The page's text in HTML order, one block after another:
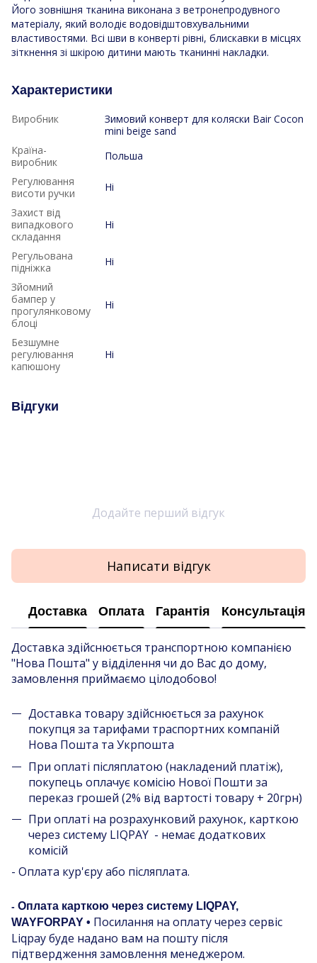
Його зовнішня тканина виконана з ветронепродувного
матеріалу, який володіє водовідштовхувальними
властивостями. Всі шви в конверті рівні, блискавки в місцях
зіткнення зі шкірою дитини мають тканинні накладки.
Характеристики
Виробник
Зимовий конверт для коляски Bair Cocon
mini beige sand
Країна-
виробник
Польша
Регулювання
висоти ручки
Ні
Захист від
випадкового
складання
Ні
Регульована
підніжка
Ні
Зйомний
бампер у
прогулянковому
блоці
Ні
Безшумне
регулювання
капюшону
Ні
Відгуки
Додайте перший відгук
Написати відгук
Доставка Оплата Гарантія Консультація
Доставка здійснюється транспортною компанією
"Нова Пошта" у відділення чи до Вас до дому,
замовлення приймаємо цілодобово!
Доставка товару здійснюється за рахунок
покупця за тарифами траспортних компаній
Нова Пошта та Укрпошта
При оплаті післяплатою (накладений платіж),
покупець оплачує комісію Нової Пошти за
переказ грошей (2% від вартості товару + 20грн)
При оплаті на розрахунковий рахунок, карткою
через систему LIQPAY - немає додаткових
комісій
- Оплата кур'єру або післяплата.
- Оплата карткою через систему LIQPAY,
WAYFORPAY • Посилання на оплату через сервіс
Liqpay буде надано вам на пошту після
підтвердження замовлення менеджером.